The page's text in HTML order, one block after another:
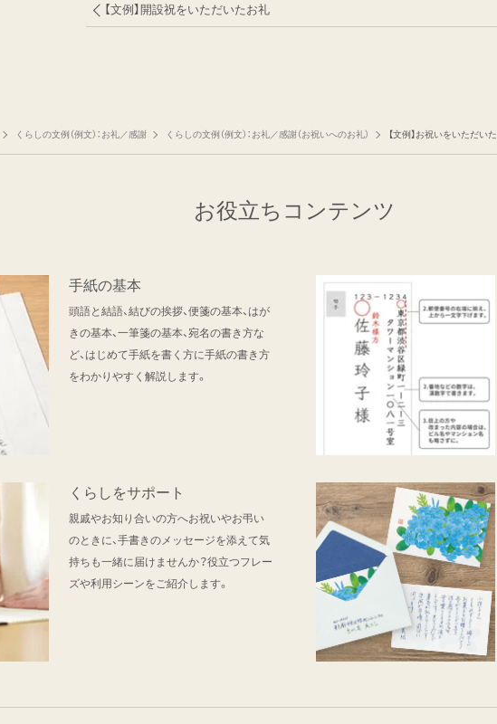
【文例】開設祝をいただいたお礼
くらしの文例（例文）：お礼／感謝 くらしの文例（例文）：お礼／感謝（お祝いへのお礼） 【文例】お祝いをいただい
お役立ちコンテンツ
手紙の基本
頭語と結語、結びの挨拶、便箋の基本、はが
きの基本、一筆箋の基本、宛名の書き方な
ど、はじめて手紙を書く方に手紙の書き方
をわかりやすく解説します。
くらしをサポート
親戚やお知り合いの方へお祝いやお弔い
のときに、手書きのメッセージを添えて気
持ちも一緒に届けませんか？役立つフレー
ズや利用シーンをご紹介します。